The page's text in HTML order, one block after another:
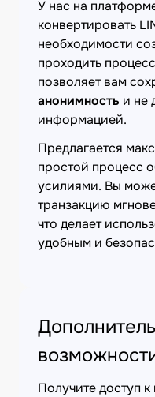
У нас на
конвертировать
необходимости
проходить
позволяет вам
анонимность и не
информацией.
Предлагается
простой процесс
усилиями. Вы
транзакцию
что делает
удобным и
Получите доступ